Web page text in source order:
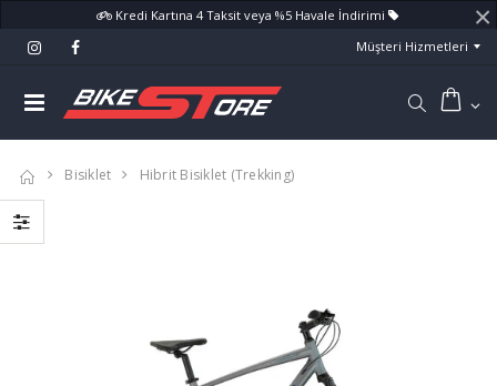
Kredi Kartına 4 Taksit veya %5 Havale İndirimi ×
Müşteri Hizmetleri
Bisiklet Hibrit Bisiklet (Trekking)